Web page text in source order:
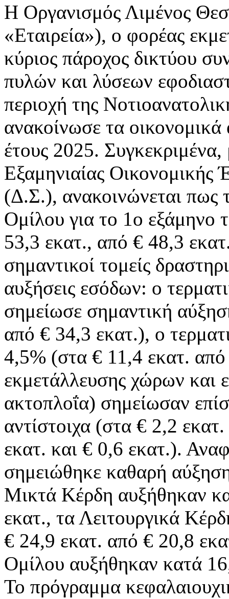
Η Οργανισμός Λιμένος
«Εταιρεία»), ο φορέας
κύριος πάροχος δικτύου
πυλών και λύσεων
περιοχή της
ανακοίνωσε τα
έτους 2025.
Εξαμηνιαίας Οικονομικής
(Δ.Σ.), ανακοινώνεται πως
Ομίλου για το 1ο εξάμηνο
53,3 εκατ., από € 48,3
σημαντικοί τομείς
αυξήσεις εσόδων: ο
σημείωσε σημαντική
από € 34,3 εκατ.), ο
4,5% (στα € 11,4 εκατ. από
εκμετάλλευσης χώρων και
ακτοπλοΐα) σημείωσαν
αντίστοιχα (στα € 2,2
εκατ. και € 0,6 εκατ.).
σημειώθηκε καθαρή
Μικτά Κέρδη αυξήθηκαν
εκατ., τα Λειτουργικά
€ 24,9 εκατ. από € 20,8
Ομίλου αυξήθηκαν κατά
Το πρόγραμμα